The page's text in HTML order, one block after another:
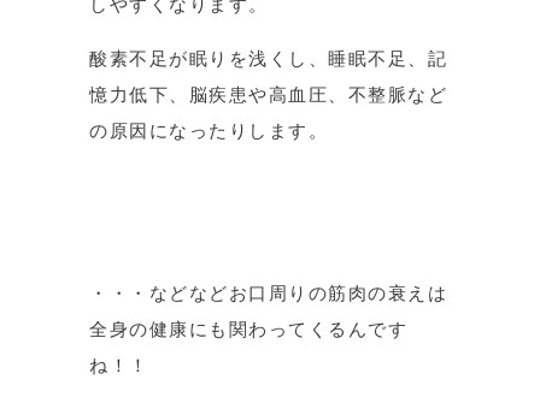
しやすくなります。
酸素不足が眠りを浅くし、睡眠不足、記
憶力低下、脳疾患や高血圧、不整脈など
の原因になったりします。
・・・などなどお口周りの筋肉の衰えは
全身の健康にも関わってくるんです
ね！！